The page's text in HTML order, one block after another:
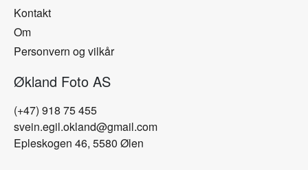
Kontakt
Om
Personvern og vilkår
Økland Foto AS
(+47) 918 75 455
svein.egil.okland@gmail.com
Epleskogen 46, 5580 Ølen